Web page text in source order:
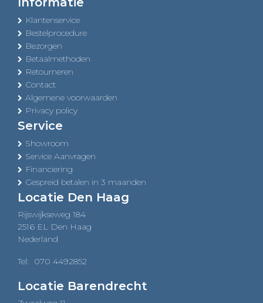
Klantenservice
Bestelprocedure
Bezorgen
Betaalmethoden
Retourneren
Contact
Algemene voorwaarden
Privacy policy
Service
Showroom
Service Aanvragen
Financiering
Gespreid betalen in 3 maanden
Locatie Den Haag
Rijswijkseweg 184
2516 EL Den Haag
Nederland
Tel: 070 4492852
Locatie Barendrecht